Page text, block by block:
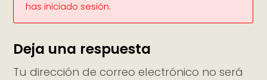
has iniciado sesión.
Deja una respuesta
Tu dirección de correo electrónico no será